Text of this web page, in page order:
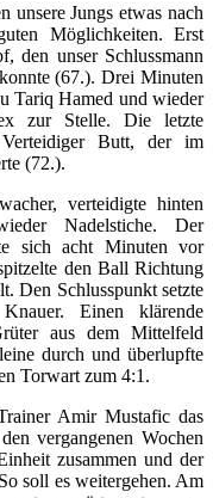
unsere Jungs etwas nach
Möglichkeiten. Erst
den unser Schlussmann
(67.). Drei Minuten
Tariq Hamed und wieder
zur Stelle. Die letzte
Butt, der im
(72.).
verteidigte hinten
Nadelstiche. Der
sich acht Minuten vor
den Ball Richtung
Den Schlusspunkt setzte
Einen klärende
aus dem Mittelfeld
durch und überlupfte
Torwart zum 4:1.
Amir Mustafic das
vergangenen Wochen
zusammen und der
soll es weitergehen. Am